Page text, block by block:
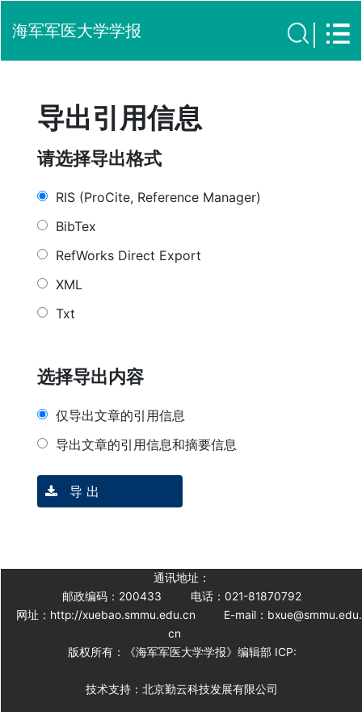
海军军医大学学报
导出引用信息
请选择导出格式
RIS (ProCite, Reference Manager)
BibTex
RefWorks Direct Export
XML
Txt
选择导出内容
仅导出文章的引用信息
导出文章的引用信息和摘要信息
导 出
通讯地址：
邮政编码：200433
电话：021-81870792
网址：http://xuebao.smmu.edu.cn
E-mail：bxue@smmu.edu.
cn
版权所有：《海军军医大学学报》编辑部 ICP:
技术支持：北京勤云科技发展有限公司